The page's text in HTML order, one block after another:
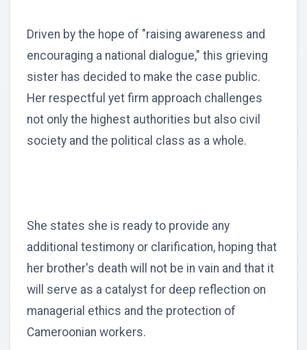
Driven by the hope of "raising awareness and
encouraging a national dialogue," this grieving
sister has decided to make the case public.
Her respectful yet firm approach challenges
not only the highest authorities but also civil
society and the political class as a whole.
She states she is ready to provide any
additional testimony or clarification, hoping that
her brother's death will not be in vain and that it
will serve as a catalyst for deep reflection on
managerial ethics and the protection of
Cameroonian workers.